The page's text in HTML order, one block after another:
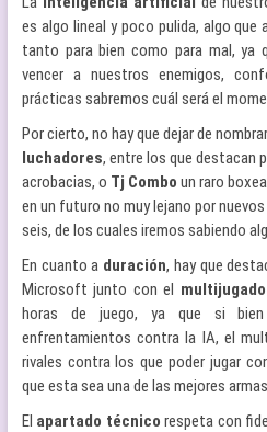
es algo lineal y poco pulida, algo que
tanto para bien como para mal, ya
vencer a nuestros enemigos,
prácticas sabremos cuál será el
Por cierto, no hay que dejar de
luchadores, entre los que destacan
acrobacias, o Tj Combo un raro
en un futuro no muy lejano por
seis, de los cuales iremos sabiendo
En cuanto a duración, hay que
Microsoft junto con el
horas de juego, ya que si
enfrentamientos contra la IA, el
rivales contra los que poder jugar
que esta sea una de las mejores
El apartado técnico respeta con